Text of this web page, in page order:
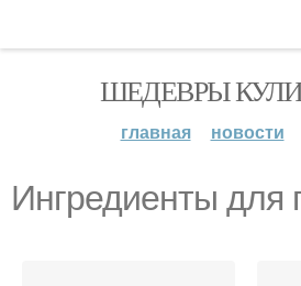
ШЕДЕВРЫ
главная новости
Ингредиенты для